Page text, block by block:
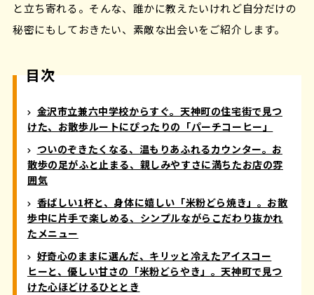
と立ち寄れる。そんな、誰かに教えたいけれど自分だけの
秘密にもしておきたい、素敵な出会いをご紹介します。
目次
金沢市立兼六中学校からすぐ。天神町の住宅街で見つ
けた、お散歩ルートにぴったりの「パーチコーヒー」
ついのぞきたくなる、温もりあふれるカウンター。お
散歩の足がふと止まる、親しみやすさに満ちたお店の雰
囲気
香ばしい1杯と、身体に嬉しい「米粉どら焼き」。お散
歩中に片手で楽しめる、シンプルながらこだわり抜かれ
たメニュー
好奇心のままに選んだ、キリッと冷えたアイスコー
ヒーと、優しい甘さの「米粉どらやき」。天神町で見つ
けた心ほどけるひととき